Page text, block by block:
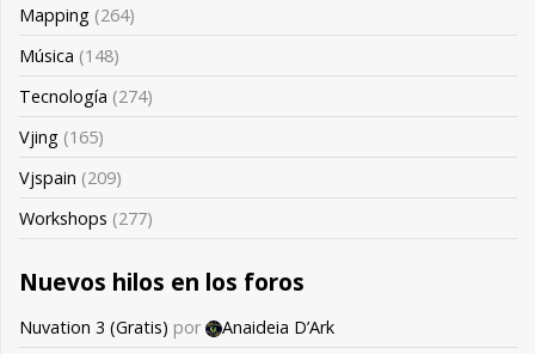
Mapping (264)
Música (148)
Tecnología (274)
Vjing (165)
Vjspain (209)
Workshops (277)
Nuevos hilos en los foros
Nuvation 3 (Gratis) por
Anaideia D’Ark